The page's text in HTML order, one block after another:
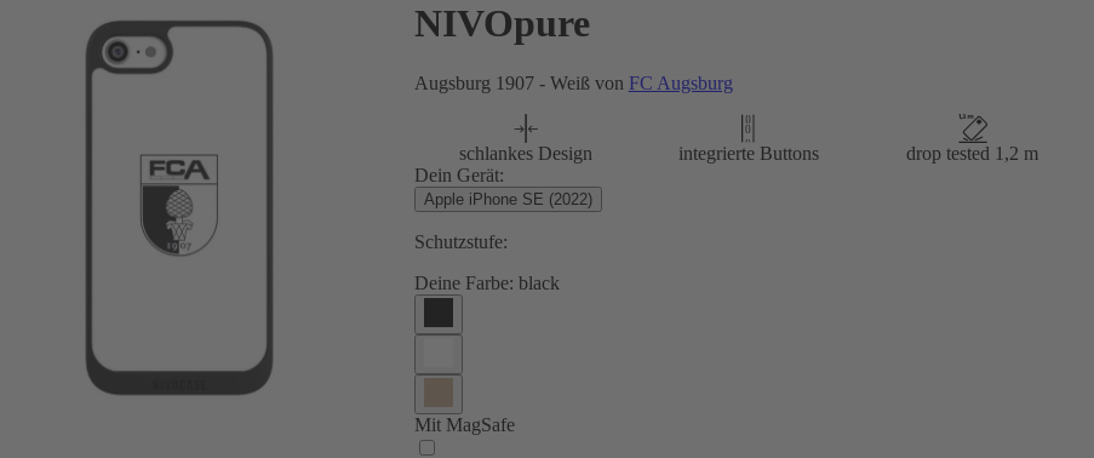
NIVOpure
Augsburg 1907 - Weiß von FC Augsburg
schlankes Design integrierte Buttons
drop tested 1,2 m
Dein Gerät:
Apple iPhone SE (2022)
Schutzstufe:
Deine Farbe: black
Mit MagSafe